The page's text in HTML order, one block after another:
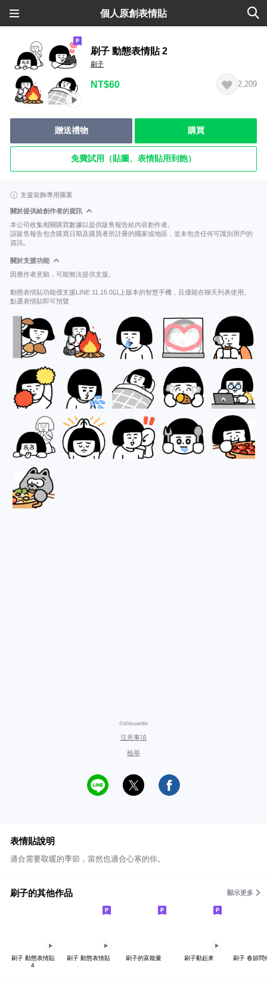
個人原創表情貼
刷子 動態表情貼 2
刷子
NT$60 2,209
贈送禮物 購買
免費試用（貼圖、表情貼用到飽）
支援裝飾專用圖案
關於提供給創作者的資訊
本公司收集相關購買數據以提供販售報告給內容創作者。
該販售報告包含購買日期及購買者所註冊的國家或地區，並未包含任何可識別用戶的
資訊。
關於支援功能
因應作者意願，可能無法提供支援。
動態表情貼功能僅支援LINE 11.15.0以上版本的智慧手機，且僅能在聊天列表使用。
點選表情貼即可預覽
©shixuanlin
注意事項
檢舉
表情貼說明
適合需要取暖的季節，當然也適合心寒的你。
刷子的其他作品 顯示更多
刷子 動態表情貼
4
刷子 動態表情貼 刷子的富能量 刷子動起來 刷子 春節問